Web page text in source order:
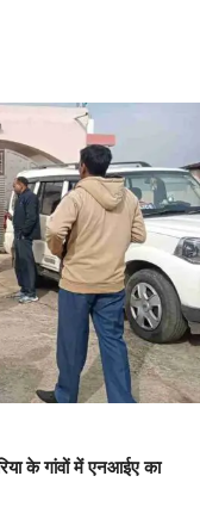
के गांवों में एनआईए का